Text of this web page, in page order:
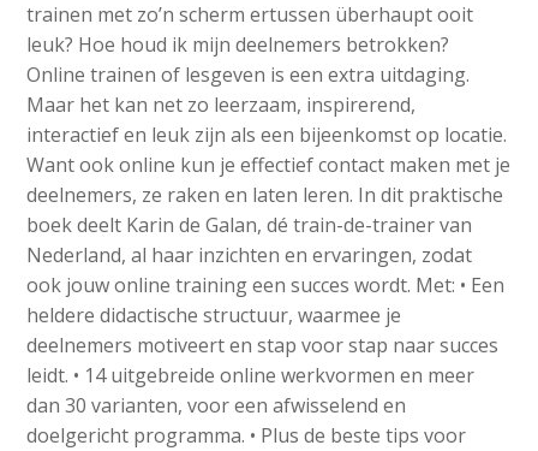
trainen met zo’n scherm ertussen überhaupt ooit
leuk? Hoe houd ik mijn deelnemers betrokken?
Online trainen of lesgeven is een extra uitdaging.
Maar het kan net zo leerzaam, inspirerend,
interactief en leuk zijn als een bijeenkomst op locatie.
Want ook online kun je effectief contact maken met je
deelnemers, ze raken en laten leren. In dit praktische
boek deelt Karin de Galan, dé train-de-trainer van
Nederland, al haar inzichten en ervaringen, zodat
ook jouw online training een succes wordt. Met: • Een
heldere didactische structuur, waarmee je
deelnemers motiveert en stap voor stap naar succes
leidt. • 14 uitgebreide online werkvormen en meer
dan 30 varianten, voor een afwisselend en
doelgericht programma. • Plus de beste tips voor